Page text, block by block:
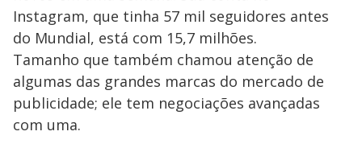
a
y
V
s o
s
M
u
d
o
Instagram, que tinha 57 mil seguidores antes
do Mundial, está com 15,7 milhões.
Tamanho que também chamou atenção de
algumas das grandes marcas do mercado de
publicidade; ele tem negociações avançadas
com uma.